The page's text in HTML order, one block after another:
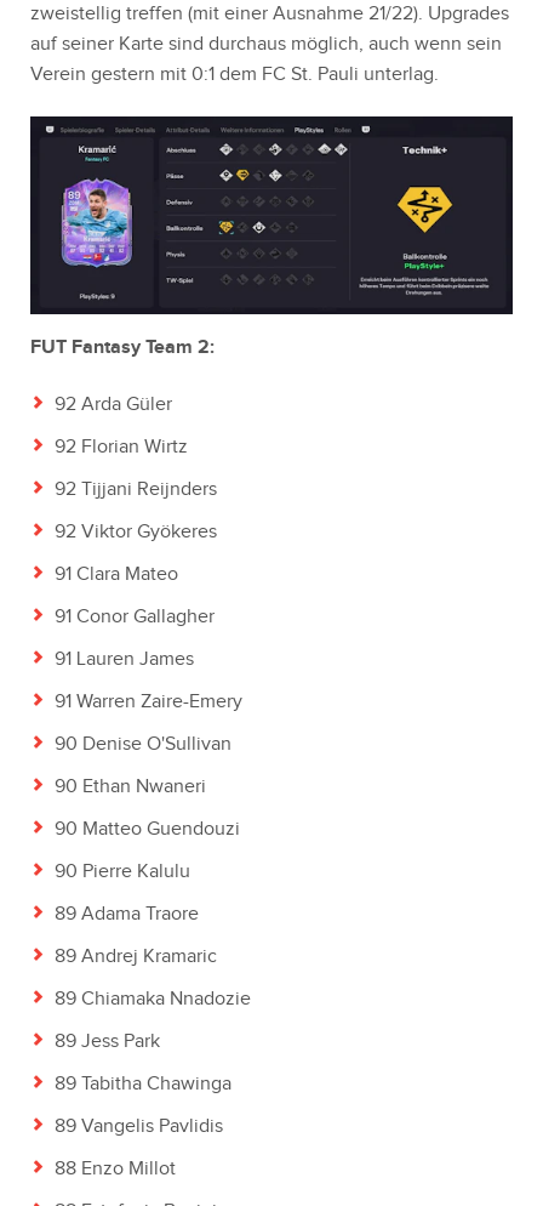
zweistellig treffen (mit einer Ausnahme 21/22). Upgrades
auf seiner Karte sind durchaus möglich, auch wenn sein
Verein gestern mit 0:1 dem FC St. Pauli unterlag.
FUT Fantasy Team 2:
92 Arda Güler
92 Florian Wirtz
92 Tijjani Reijnders
92 Viktor Gyökeres
91 Clara Mateo
91 Conor Gallagher
91 Lauren James
91 Warren Zaire-Emery
90 Denise O'Sullivan
90 Ethan Nwaneri
90 Matteo Guendouzi
90 Pierre Kalulu
89 Adama Traore
89 Andrej Kramaric
89 Chiamaka Nnadozie
89 Jess Park
89 Tabitha Chawinga
89 Vangelis Pavlidis
88 Enzo Millot